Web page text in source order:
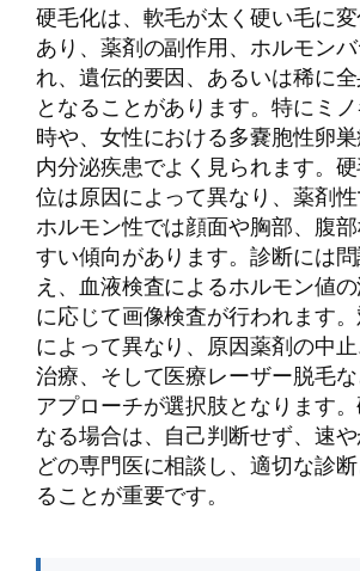
硬毛化は、軟毛が太く硬い毛に
あり、薬剤の副作用、ホルモン
れ、遺伝的要因、あるいは稀に
となることがあります。特にミ
時や、女性における多嚢胞性卵
内分泌疾患でよく見られます。
位は原因によって異なり、薬剤性
ホルモン性では顔面や胸部、腹
すい傾向があります。診断には
え、血液検査によるホルモン値
に応じて画像検査が行われます
によって異なり、原因薬剤の中
治療、そして医療レーザー脱毛
アプローチが選択肢となります
なる場合は、自己判断せず、速
どの専門医に相談し、適切な診
ることが重要です。